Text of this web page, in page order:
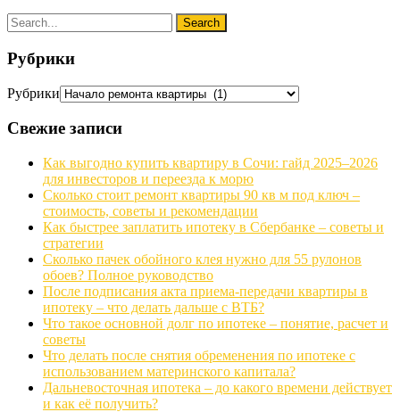
Рубрики
Рубрики
Свежие записи
Как выгодно купить квартиру в Сочи: гайд 2025–2026
для инвесторов и переезда к морю
Сколько стоит ремонт квартиры 90 кв м под ключ –
стоимость, советы и рекомендации
Как быстрее заплатить ипотеку в Сбербанке – советы и
стратегии
Сколько пачек обойного клея нужно для 55 рулонов
обоев? Полное руководство
После подписания акта приема-передачи квартиры в
ипотеку – что делать дальше с ВТБ?
Что такое основной долг по ипотеке – понятие, расчет и
советы
Что делать после снятия обременения по ипотеке с
использованием материнского капитала?
Дальневосточная ипотека – до какого времени действует
и как её получить?